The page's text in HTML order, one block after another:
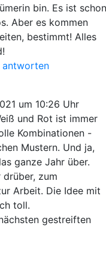
bin. Es ist
Aber es kommen
bestimmt! Alles
antworten
um 10:26 Uhr
und Rot ist immer
Kombinationen -
Mustern. Und ja,
ganze Jahr über.
drüber, zum
Arbeit. Die Idee mit
toll.
gestreiften